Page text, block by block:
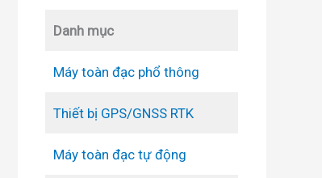
Danh mục
Máy toàn đạc phổ thông
Thiết bị GPS/GNSS RTK
Máy toàn đạc tự động